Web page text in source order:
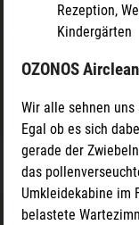
Rezeption,
Kindergärten
OZONOS
Wir alle sehnen
Egal ob es sich
gerade der
das
Umkleidekabine im
belastete